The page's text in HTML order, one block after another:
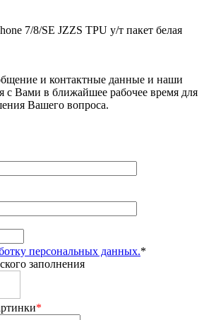
7/8/SE JZZS TPU у/т пакет белая
и контактные данные и наши
с Вами в ближайшее рабочее время для
Вашего вопроса.
персональных данных.*
заполнения
*